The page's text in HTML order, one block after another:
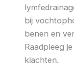
bij
benen en
Raadpleeg
klachten.